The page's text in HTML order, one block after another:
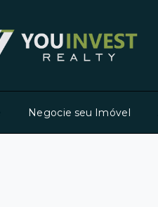
Negocie seu Imóvel